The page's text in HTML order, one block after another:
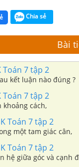
Chia sẻ
Bài
Toán 7 tập 2
kết luận nào đúng ?
Toán 7 tập 2
cách,
Toán 7 tập 2
một tam giác cân,
Toán 7 tập 2
hệ giữa góc và